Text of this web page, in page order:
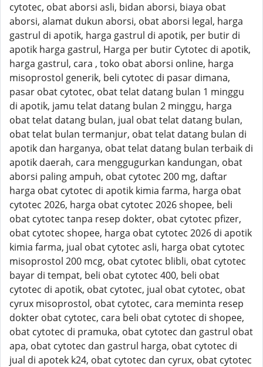
cytotec, obat aborsi asli, bidan aborsi, biaya obat
aborsi, alamat dukun aborsi, obat aborsi legal, harga
gastrul di apotik, harga gastrul di apotik, per butir di
apotik harga gastrul, Harga per butir Cytotec di apotik,
harga gastrul, cara , toko obat aborsi online, harga
misoprostol generik, beli cytotec di pasar dimana,
pasar obat cytotec, obat telat datang bulan 1 minggu
di apotik, jamu telat datang bulan 2 minggu, harga
obat telat datang bulan, jual obat telat datang bulan,
obat telat bulan termanjur, obat telat datang bulan di
apotik dan harganya, obat telat datang bulan terbaik di
apotik daerah, cara menggugurkan kandungan, obat
aborsi paling ampuh, obat cytotec 200 mg, daftar
harga obat cytotec di apotik kimia farma, harga obat
cytotec 2026, harga obat cytotec 2026 shopee, beli
obat cytotec tanpa resep dokter, obat cytotec pfizer,
obat cytotec shopee, harga obat cytotec 2026 di apotik
kimia farma, jual obat cytotec asli, harga obat cytotec
misoprostol 200 mcg, obat cytotec blibli, obat cytotec
bayar di tempat, beli obat cytotec 400, beli obat
cytotec di apotik, obat cytotec, jual obat cytotec, obat
cyrux misoprostol, obat cytotec, cara meminta resep
dokter obat cytotec, cara beli obat cytotec di shopee,
obat cytotec di pramuka, obat cytotec dan gastrul obat
apa, obat cytotec dan gastrul harga, obat cytotec di
jual di apotek k24, obat cytotec dan cyrux, obat cytotec